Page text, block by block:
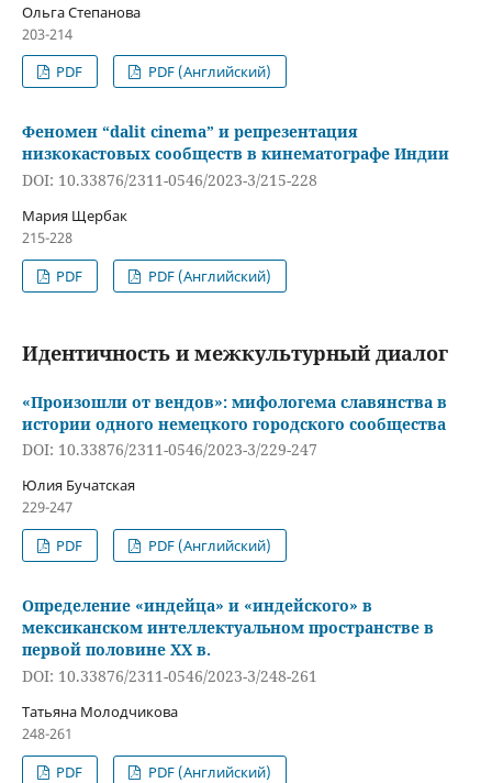
Ольга Степанова
203-214
PDF
PDF (Английский)
Феномен “dalit cinema” и репрезентация
низкокастовых сообществ в кинематографе Индии
DOI: 10.33876/2311-0546/2023-3/215-228
Мария Щербак
215-228
PDF
PDF (Английский)
Идентичность и межкультурный диалог
«Произошли от вендов»: мифологема славянства в
истории одного немецкого городского сообщества
DOI: 10.33876/2311-0546/2023-3/229-247
Юлия Бучатская
229-247
PDF
PDF (Английский)
Определение «индейца» и «индейского» в
мексиканском интеллектуальном пространстве в
первой половине XX в.
DOI: 10.33876/2311-0546/2023-3/248-261
Татьяна Молодчикова
248-261
PDF
PDF (Английский)